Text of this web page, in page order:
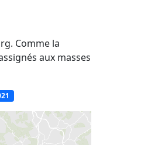
Comme la
aux masses